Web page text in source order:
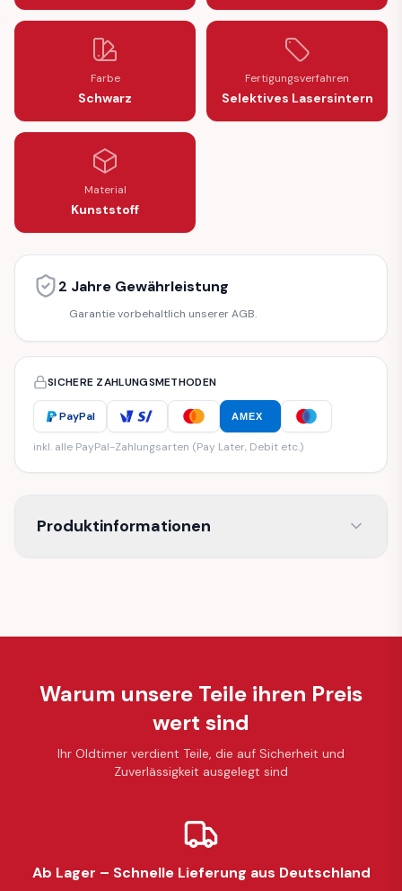
Farbe
Schwarz
Fertigungsverfahren
Selektives Lasersintern
Material
Kunststoff
2 Jahre Gewährleistung
Garantie vorbehaltlich unserer AGB.
SICHERE ZAHLUNGSMETHODEN
PayPal AMEX
inkl. alle PayPal-Zahlungsarten (Pay Later, Debit etc.)
Produktinformationen
Warum unsere Teile ihren Preis
wert sind
Ihr Oldtimer verdient Teile, die auf Sicherheit und
Zuverlässigkeit ausgelegt sind
Ab Lager – Schnelle Lieferung aus Deutschland